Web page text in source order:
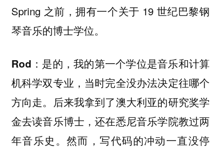
Spring 之前，拥有一个关于 19 世纪巴黎钢
琴音乐的博士学位。
Rod： 是的，我的第一个学位是音乐和计算
机科学双专业，当时完全没办法决定往哪个
方向走。后来我拿到了澳大利亚的研究奖学
金去读音乐博士，还在悉尼音乐学院教过两
年音乐史。然而，写代码的冲动一直没停